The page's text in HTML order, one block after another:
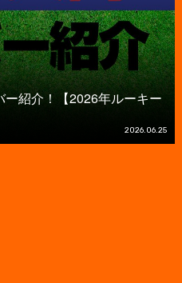
紹介！【2026年ルーキー
2026.06.25